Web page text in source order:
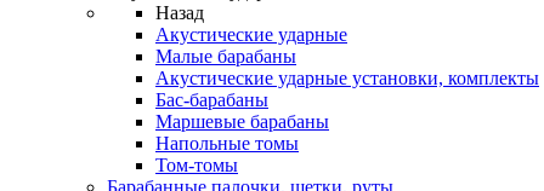
Назад
Акустические ударные
Mалые барабаны
Акустические ударные установки, комплекты
Бас-барабаны
Маршевые барабаны
Напольные томы
Том-томы
Барабанные палочки, щетки, руты